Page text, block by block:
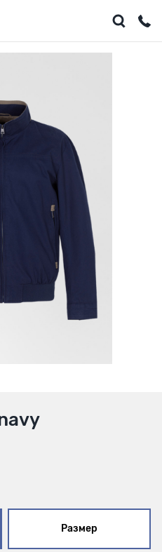
Размер